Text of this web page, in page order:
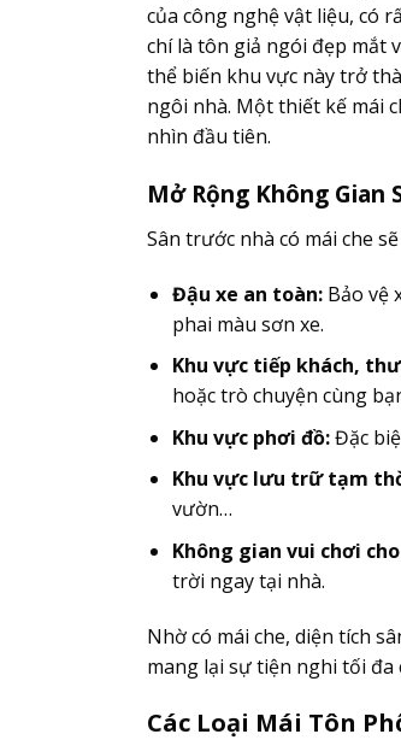
của công nghệ vật liệu, có
chí là tôn giả ngói đẹp mắt
thể biến khu vực này trở
ngôi nhà. Một thiết kế mái
nhìn đầu tiên.
Mở Rộng Không Gian
Sân trước nhà có mái che
Đậu xe an toàn:Bảo vệ
phai màu sơn xe.
Khu vực tiếp khách,
hoặc trò chuyện cùng
Khu vực phơi đồ:Đặc
Khu vực lưu trữ tạm
vườn…
Không gian vui chơi
trời ngay tại nhà.
Nhờ có mái che, diện tích
mang lại sự tiện nghi tối đa
Các Loại Mái Tôn